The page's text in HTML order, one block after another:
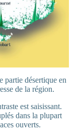
partie désertique en
de la région.
est saisissant.
dans la plupart
ouverts.